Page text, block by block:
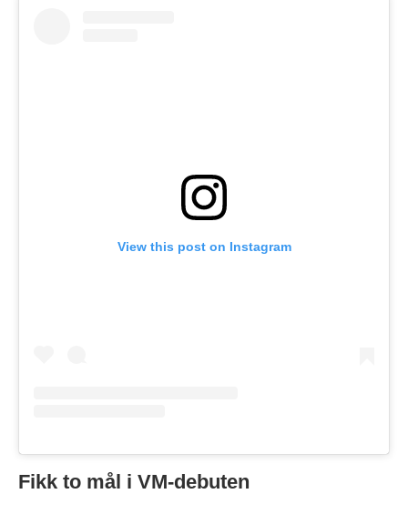
View this post on Instagram
Fikk to mål i VM-debuten